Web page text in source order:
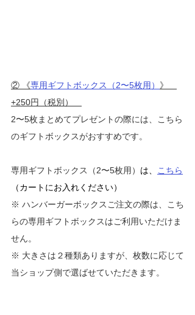
② 《専用ギフトボックス（2〜5枚用） 》
+250円（税別）
2〜5枚まとめてプレゼントの際には、こちら
のギフトボックスがおすすめです。
専用ギフトボックス（2〜5枚用） は、
こちら
（カートにお入れください）
※ ハンバーガーボックスご注文の際は、こち
らの専用ギフトボックスはご利用いただけま
せん。
※ 大きさは２種類ありますが、枚数に応じて
当ショップ側で選ばせていただきます。